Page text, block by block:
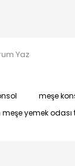
Yaz
meşe
yemek odası